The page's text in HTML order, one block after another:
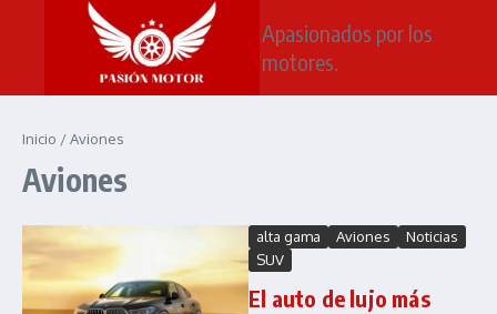
Saltar al contenido
Apasionados por los
motores.
Inicio /Aviones
Aviones
alta gama Aviones
Noticias
SUV
El auto de lujo más